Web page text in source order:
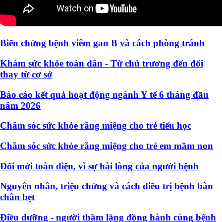
Biến chứng bệnh viêm gan B và cách phòng tránh
Khám sức khỏe toàn dân - Từ chủ trương đến đổi
thay từ cơ sở
Báo cáo kết quả hoạt động ngành Y tế 6 tháng đầu
năm 2026
Chăm sóc sức khỏe răng miệng cho trẻ tiểu học
Chăm sóc sức khỏe răng miệng cho trẻ em mầm non
Đổi mới toàn diện, vì sự hài lòng của người bệnh
Nguyên nhân, triệu chứng và cách điều trị bệnh bàn
chân bẹt
Điều dưỡng - người thầm lặng đồng hành cùng bệnh